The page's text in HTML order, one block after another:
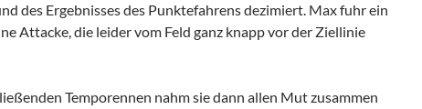
des Ergebnisses des Punktefahrens dezimiert. Max fuhr ein
Attacke, die leider vom Feld ganz knapp vor der Ziellinie
Temporennen nahm sie dann allen Mut zusammen